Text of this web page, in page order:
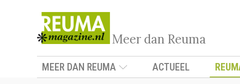
Meer dan Reuma
MEER DAN REUMA ACTUEEL